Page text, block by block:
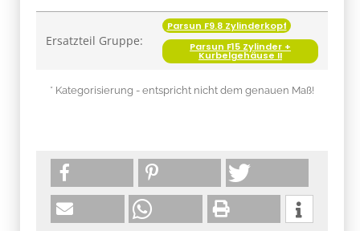
Ersatzteil Gruppe:
Parsun F9.8 Zylinderkopf
Parsun F15 Zylinder +
Kurbelgehäuse II
* Kategorisierung - entspricht nicht dem genauen Maß!